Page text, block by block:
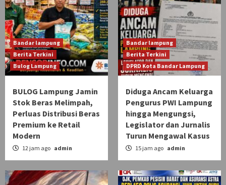
Bandar lampung
Berita Terkini
Bulog Lampung
BULOG Lampung Jamin
Stok Beras Melimpah,
Perluas Distribusi Beras
Premium ke Retail
Modern
12 jam ago admin
Bandar lampung
Berita Terkini
DPRD Kota Bandar Lampung
Diduga Ancam Keluarga
Pengurus PWI Lampung
hingga Mengungsi,
Legislator dan Jurnalis
Turun Mengawal Kasus
15 jam ago admin